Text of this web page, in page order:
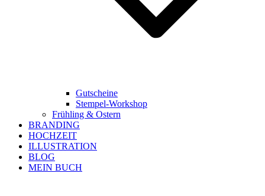
Gutscheine
Stempel-Workshop
Frühling & Ostern
BRANDING
HOCHZEIT
ILLUSTRATION
BLOG
MEIN BUCH